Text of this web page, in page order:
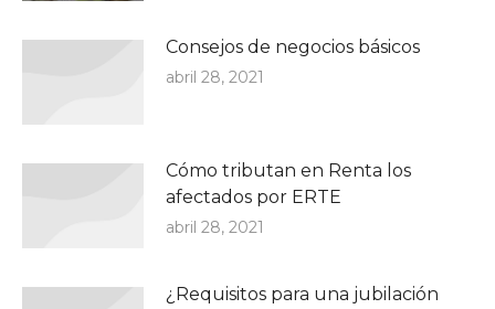
Consejos de negocios básicos
abril 28, 2021
Cómo tributan en Renta los
afectados por ERTE
abril 28, 2021
¿Requisitos para una jubilación